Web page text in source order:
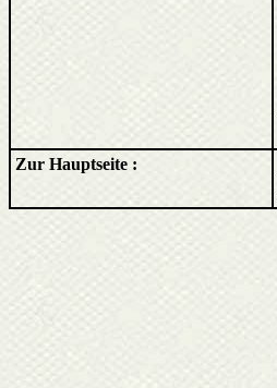
Zur Hauptseite :